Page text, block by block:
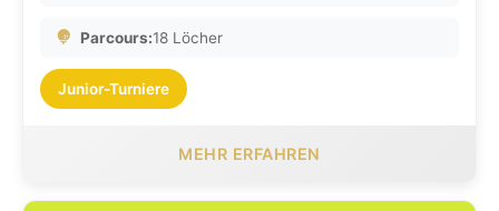
Parcours:18 Löcher
Junior-Turniere
MEHR ERFAHREN